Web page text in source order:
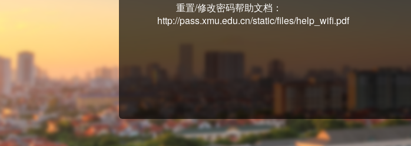
重置/修改密码帮助文档：
http://pass.xmu.edu.cn/static/files/help_wifi.pdf